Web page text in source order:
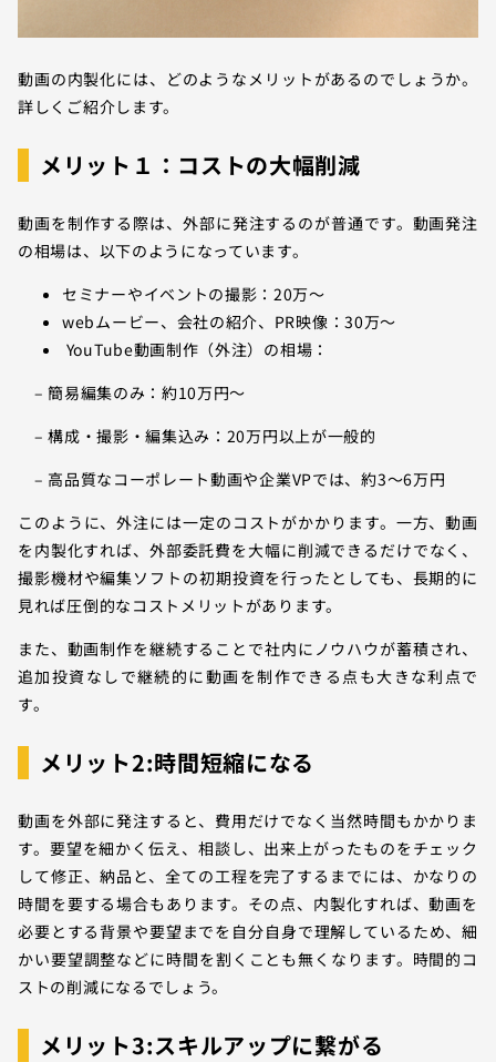
動画の内製化には、どのようなメリットがあるのでしょうか。
詳しくご紹介します。
メリット１：コストの大幅削減
動画を制作する際は、外部に発注するのが普通です。動画発注
の相場は、以下のようになっています。
セミナーやイベントの撮影：20万～
webムービー、会社の紹介、PR映像：30万～
YouTube動画制作（外注）の相場：
– 簡易編集のみ：約10万円〜
– 構成・撮影・編集込み：20万円以上が一般的
– 高品質なコーポレート動画や企業VPでは、約3～6万円
このように、外注には一定のコストがかかります。一方、動画
を内製化すれば、外部委託費を大幅に削減できるだけでなく、
撮影機材や編集ソフトの初期投資を行ったとしても、長期的に
見れば圧倒的なコストメリットがあります。
また、動画制作を継続することで社内にノウハウが蓄積され、
追加投資なしで継続的に動画を制作できる点も大きな利点で
す。
メリット2:時間短縮になる
動画を外部に発注すると、費用だけでなく当然時間もかかりま
す。要望を細かく伝え、相談し、出来上がったものをチェック
して修正、納品と、全ての工程を完了するまでには、かなりの
時間を要する場合もあります。その点、内製化すれば、動画を
必要とする背景や要望までを自分自身で理解しているため、細
かい要望調整などに時間を割くことも無くなります。時間的コ
ストの削減になるでしょう。
メリット3:スキルアップに繋がる